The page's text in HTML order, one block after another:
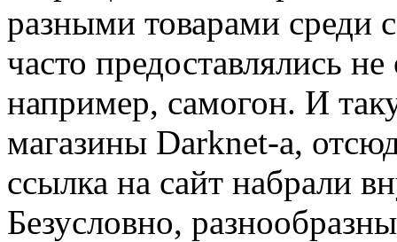
разными товарами среди
часто предоставлялись
например, самогон. И
магазины Darknet-а,
ссылка на сайт набрали
Безусловно,